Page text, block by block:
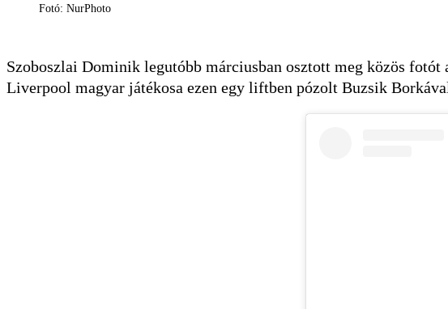
Fotó: NurPhoto
Szoboszlai Dominik legutóbb márciusban osztott meg közös
Liverpool magyar játékosa ezen egy liftben pózolt Buzsik